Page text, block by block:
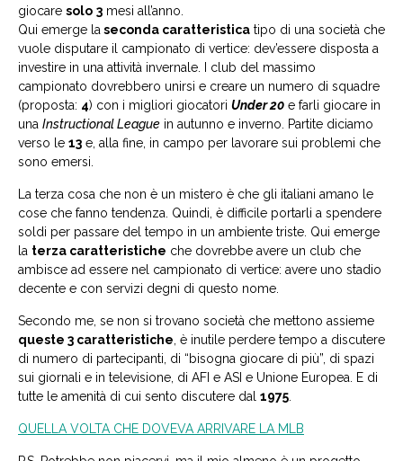
giocare solo 3 mesi all’anno.
Qui emerge la seconda caratteristica tipo di una società che
vuole disputare il campionato di vertice: dev’essere disposta a
investire in una attività invernale. I club del massimo
campionato dovrebbero unirsi e creare un numero di squadre
(proposta: 4) con i migliori giocatori Under 20 e farli giocare in
una Instructional League in autunno e inverno. Partite diciamo
verso le 13 e, alla fine, in campo per lavorare sui problemi che
sono emersi.
La terza cosa che non è un mistero è che gli italiani amano le
cose che fanno tendenza. Quindi, è difficile portarli a spendere
soldi per passare del tempo in un ambiente triste. Qui emerge
la terza caratteristiche che dovrebbe avere un club che
ambisce ad essere nel campionato di vertice: avere uno stadio
decente e con servizi degni di questo nome.
Secondo me, se non si trovano società che mettono assieme
queste 3 caratteristiche , è inutile perdere tempo a discutere
di numero di partecipanti, di “bisogna giocare di più”, di spazi
sui giornali e in televisione, di AFI e ASI e Unione Europea. E di
tutte le amenità di cui sento discutere dal 1975
QUELLA VOLTA CHE DOVEVA ARRIVARE LA MLB